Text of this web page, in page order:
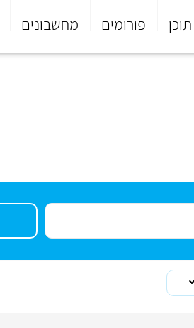
תוכן פורומים מחשבונים